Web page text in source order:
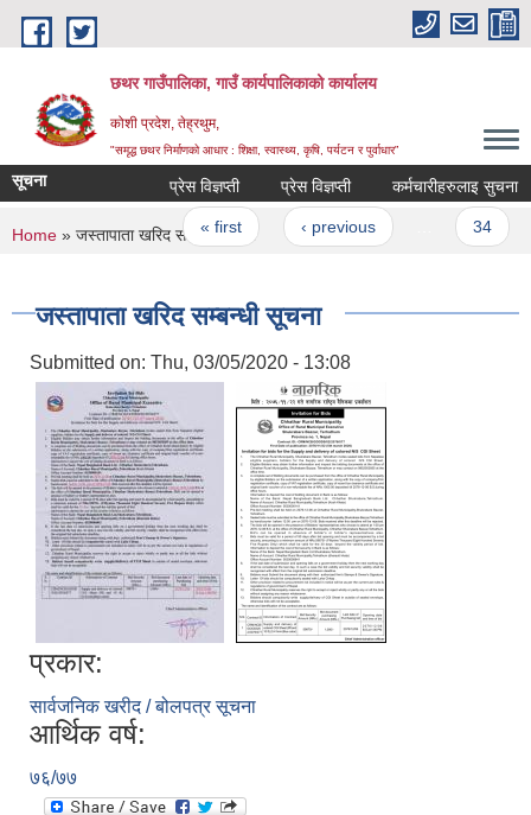
Skip to main content
छथर गाउँपालिका, गाउँ कार्यपालिकाको कार्यालय
कोशी प्रदेश, तेह्रथुम,
"समृद्ध छथर निर्माणको आधार : शिक्षा, स्वास्थ्य, कृषि, पर्यटन र पुर्वाधार”
सूचना प्रेस विज्ञप्ती प्रेस विज्ञप्ती कर्मचारीहरुलाइ सुचना
Pages
« first ‹ previous
You are here
Home » जस्तापाता खरिद सम्बन्धी सूचना
जस्तापाता खरिद सम्बन्धी सूचना
Submitted on: Thu, 03/05/2020 - 13:08
प्रकार:
सार्वजनिक खरीद / बोलपत्र सूचना
आर्थिक वर्ष:
७६/७७